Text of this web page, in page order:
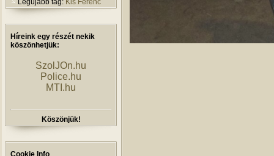
Legújabb tag: Kis Ferenc
Híreink egy részét nekik
köszönhetjük:
SzolJOn.hu
Police.hu
MTI.hu
Köszönjük!
Cookie Info